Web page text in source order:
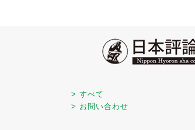
> すべて
> お問い合わせ